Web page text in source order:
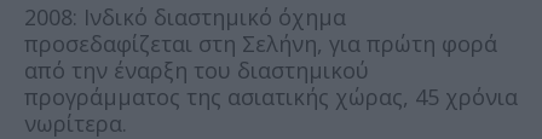
2008: Ινδικό διαστημικό όχημα
προσεδαφίζεται στη Σελήνη, για πρώτη φορά
από την έναρξη του διαστημικού
προγράμματος της ασιατικής χώρας, 45 χρόνια
νωρίτερα.